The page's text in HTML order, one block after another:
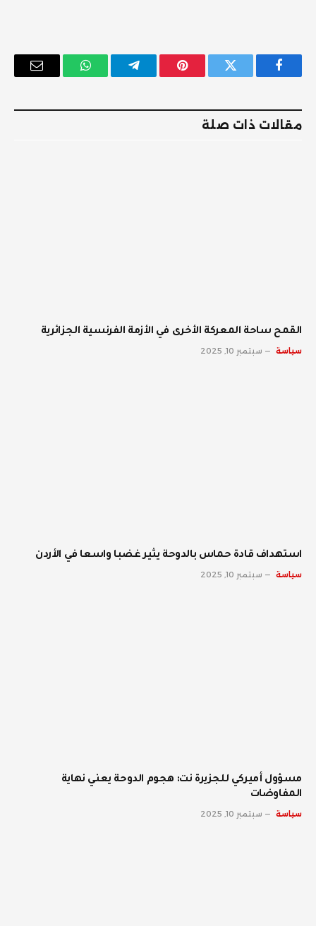
فيسبوك تويتر بينتيريستتيلقرام واتساب
البريد
مقالات ذات صلة
القمح ساحة المعركة الأخرى في الأزمة الفرنسية الجزائرية
سياسة سبتمبر 10, 2025
استهداف قادة حماس بالدوحة يثير غضبا واسعا في الأردن
سياسة سبتمبر 10, 2025
مسؤول أميركي للجزيرة نت: هجوم الدوحة يعني نهاية
المفاوضات
سياسة سبتمبر 10, 2025